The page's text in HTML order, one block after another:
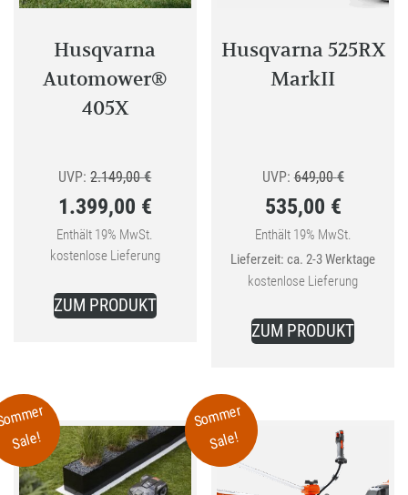
Husqvarna
Automower®
405X
UVP: 2.149,00€Ursprünglicher
Preis
2.149,00 €
1.399,00 €
Aktueller
Preis
ist:
1.399,00 €.
Enthält 19% MwSt.
kostenlose Lieferung
ZUM PRODUKT
Husqvarna 525RX
MarkII
UVP: 649,00€
war:
649,00 €
535,00 €
Aktueller
Preis
535,00 €.
Enthält 19% MwSt.
Lieferzeit: ca. 2-3 Werktage
kostenlose Lieferung
ZUM PRODUKT
Sale!
Sommer
Sale!